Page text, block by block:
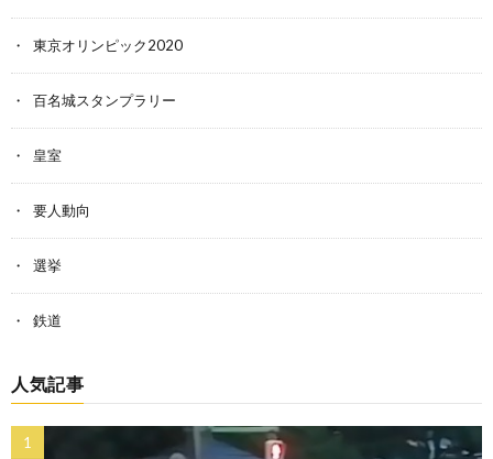
東京オリンピック2020
百名城スタンプラリー
皇室
要人動向
選挙
鉄道
人気記事